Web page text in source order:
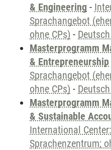
& Engineering -
Sprachangebot
ohne CPs) -
Masterprogramm
& Entrepreneurship
Sprachangebot
ohne CPs) -
Masterprogramm
& Sustainable
International
Sprachenzentrum;